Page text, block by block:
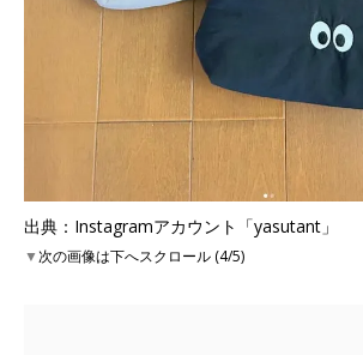
出典：Instagramアカウント「yasutant」
▼次の画像は下へスクロール (4/5)